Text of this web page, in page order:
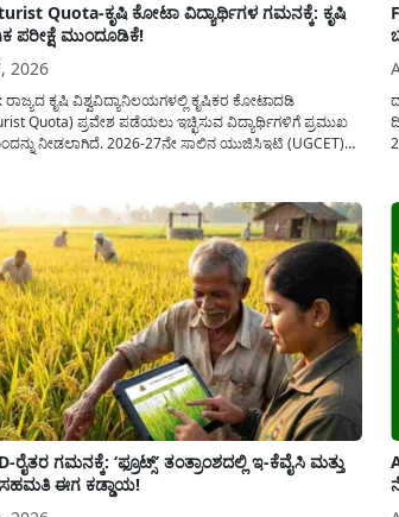
Quota-ಕೃಷಿ ಕೋಟಾ ವಿದ್ಯಾರ್ಥಿಗಳ ಗಮನಕ್ಕೆ: ಕೃಷಿ
ಪರೀಕ್ಷೆ ಮುಂದೂಡಿಕೆ!
2026
ರಾಜ್ಯದ ಕೃಷಿ ವಿಶ್ವವಿದ್ಯಾನಿಲಯಗಳಲ್ಲಿ ಕೃಷಿಕರ ಕೋಟಾದಡಿ
Quota) ಪ್ರವೇಶ ಪಡೆಯಲು ಇಚ್ಛಿಸುವ ವಿದ್ಯಾರ್ಥಿಗಳಿಗೆ ಪ್ರಮುಖ
ನೀಡಲಾಗಿದೆ. 2026-27ನೇ ಸಾಲಿನ ಯುಜಿಸಿಇಟಿ (UGCET)
ಸಿದ್ಧತೆ ನಡೆಸುತ್ತಿದ್ದ ಸಾವಿರಾರು ವಿದ್ಯಾರ್ಥಿಗಳಿಗೆ ತಯಾರಿ
ಹೆಚ್ಚಿನ...
ರೈತರ ಗಮನಕ್ಕೆ: ‘ಫ್ರೂಟ್ಸ್’ ತಂತ್ರಾಂಶದಲ್ಲಿ ಇ-ಕೆವೈಸಿ ಮತ್ತು
ಈಗ ಕಡ್ಡಾಯ!